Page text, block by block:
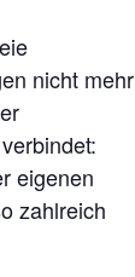
nicht mehr
eigenen
zahlreich